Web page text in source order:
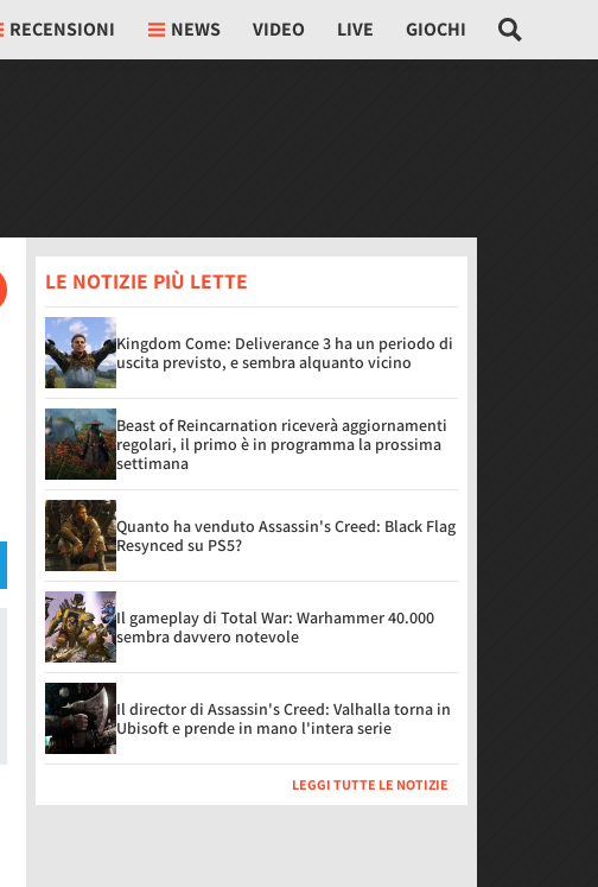
RECENSIONI NEWS VIDEO LIVE GIOCHI
LE NOTIZIE PIÙ LETTE
Kingdom Come: Deliverance 3 ha un periodo di
uscita previsto, e sembra alquanto vicino
Beast of Reincarnation riceverà aggiornamenti
regolari, il primo è in programma la prossima
settimana
Quanto ha venduto Assassin's Creed: Black Flag
Resynced su PS5?
Il gameplay di Total War: Warhammer 40.000
sembra davvero notevole
Il director di Assassin's Creed: Valhalla torna in
Ubisoft e prende in mano l'intera serie
LEGGI TUTTE LE NOTIZIE